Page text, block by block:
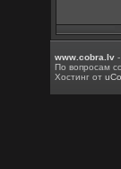
www.cobra.lv
По вопросам
Хостинг от